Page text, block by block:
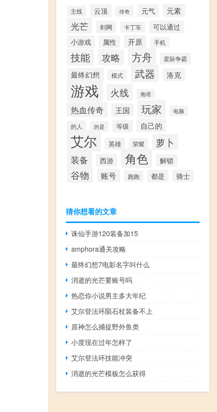
主线 云顶 传奇 元气 元素
光芒 剑网 卡丁车
可以通过
小游戏
属性 开原 手机
技能 攻略 方舟 星际争霸
最终幻想 模式 武器 洛克
游戏 火线 炮塔
热血传奇 王国 玩家 电脑
的人 的是 等级 自己的
艾尔 英雄 荣耀 萝卜
装备 西游 角色 解锁
谷物 账号 跑跑 都是 骑士
猜你想看的文章
诛仙手游120装备加15
amphora通关攻略
最终幻想7电影名字叫什么
消逝的光芒要账号吗
热恋你小说男主多大年纪
艾尔登法环陨石杖装备不上
原神怎么捕捉野外鱼类
小度现在过年怎样了
艾尔登法环技能冲突
消逝的光芒模板怎么获得